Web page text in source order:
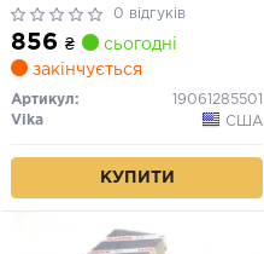
0 відгуків
856 ₴
сьогодні
закінчується
Артикул:
19061285501
Vika
США
КУПИТИ